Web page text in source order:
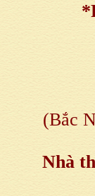
*
(Bắc
Nhà